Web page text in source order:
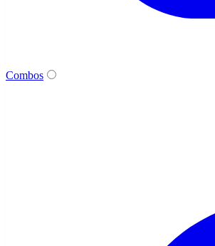
Combos